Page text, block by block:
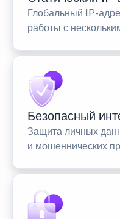
Глобальный IP-
работы с
Безопасный
Защита личных
и мошеннических